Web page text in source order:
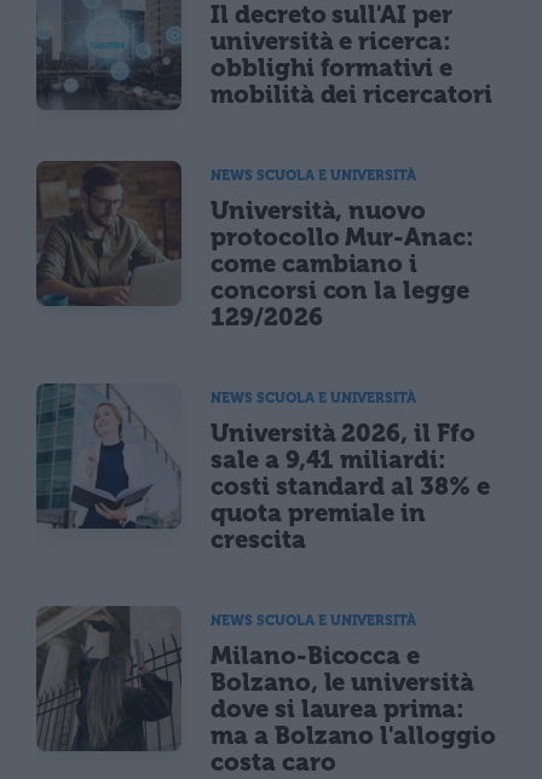
Il decreto sull'AI per
università e ricerca:
obblighi formativi e
mobilità dei ricercatori
NEWS SCUOLA E UNIVERSITÀ
Università, nuovo
protocollo Mur-Anac:
come cambiano i
concorsi con la legge
129/2026
NEWS SCUOLA E UNIVERSITÀ
Università 2026, il Ffo
sale a 9,41 miliardi:
costi standard al 38% e
quota premiale in
crescita
NEWS SCUOLA E UNIVERSITÀ
Milano-Bicocca e
Bolzano, le università
dove si laurea prima:
ma a Bolzano l'alloggio
costa caro